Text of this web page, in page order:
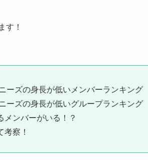
す！
ーズの身長が低いメンバーランキング
ーズの身長が低いグループランキング
メンバーがいる！？
察！